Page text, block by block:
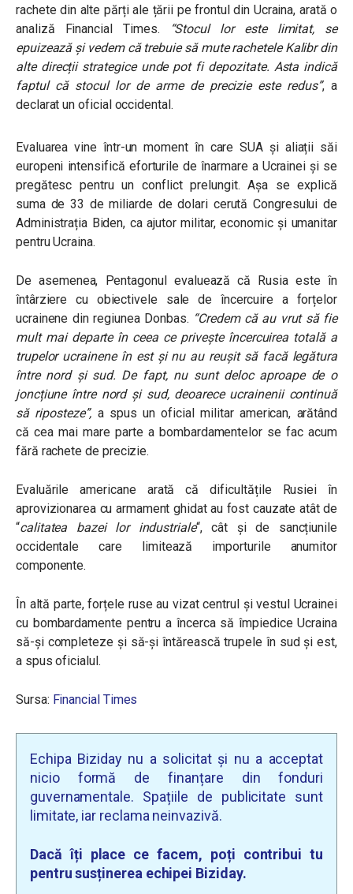
rachete din alte părți ale țării pe frontul din Ucraina, arată o
analiză Financial Times.
“Stocul lor este limitat, se
epuizează și vedem că trebuie să mute rachetele Kalibr din
alte direcții strategice unde pot fi depozitate. Asta indică
faptul că stocul lor de arme de precizie este redus”, a
declarat un oficial occidental.
Evaluarea vine într-un moment în care SUA și aliații săi
europeni intensifică eforturile de înarmare a Ucrainei și se
pregătesc pentru un conflict prelungit. Așa se explică
suma de 33 de miliarde de dolari cerută Congresului de
Administrația Biden, ca ajutor militar, economic și umanitar
pentru Ucraina.
De asemenea, Pentagonul evaluează că Rusia este în
întârziere cu obiectivele sale de încercuire a forțelor
ucrainene din regiunea Donbas. “Credem că au vrut să fie
mult mai departe în ceea ce privește încercuirea totală a
trupelor ucrainene în est și nu au reușit să facă legătura
între nord și sud. De fapt, nu sunt deloc aproape de o
joncțiune între nord și sud, deoarece ucrainenii continuă
să riposteze”, a spus un oficial militar american, arătând
că cea mai mare parte a bombardamentelor se fac acum
fără rachete de precizie.
Evaluările americane arată că dificultățile Rusiei în
aprovizionarea cu armament ghidat au fost cauzate atât de
“calitatea bazei lor industriale“, cât și de sancțiunile
occidentale care limitează importurile anumitor
componente.
În altă parte, forțele ruse au vizat centrul și vestul Ucrainei
cu bombardamente pentru a încerca să împiedice Ucraina
să-și completeze și să-și întărească trupele în sud și est,
a spus oficialul.
Sursa: Financial Times
Echipa Biziday nu a solicitat și nu a acceptat
nicio formă de finanțare din fonduri
guvernamentale. Spațiile de publicitate sunt
limitate, iar reclama neinvazivă.
Dacă îți place ce facem, poți contribui tu
pentru susținerea echipei Biziday.